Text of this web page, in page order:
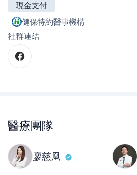
現金支付
健保特約醫事機構
社群連結
醫療團隊
廖慈凰